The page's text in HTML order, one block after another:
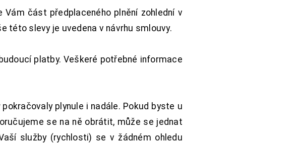
část předplaceného plnění zohlední v
této slevy je uvedena v návrhu smlouvy.
platby. Veškeré potřebné informace
plynule i nadále. Pokud byste u
se na ně obrátit, může se jednat
služby (rychlosti) se v žádném ohledu